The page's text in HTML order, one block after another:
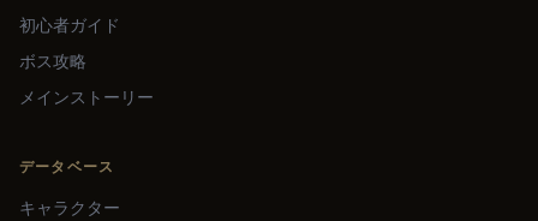
初心者ガイド
ボス攻略
メインストーリー
データベース
キャラクター